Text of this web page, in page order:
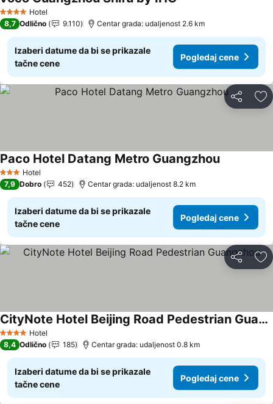
4 ZvezdiceHotel
8,7 Odlično 9.110 Centar grada: udaljenost 2.6 km
Izaberi datume da bi se prikazale
tačne cene
Pogledaj cene
Deli
3 Zvezdice
Hotel
Paco Hotel Datang Metro GuangzhouPogledaj
7,9 Dobro 452 Centar grada: udaljenost 8.2 km
Izaberi datume da bi se prikazale
tačne cene
Pogledaj cene
Deli
4 ZvezdiceHotel
CityNote Hotel Beijing Road Pedestrian Guangzhou
Pogledaj cene
8,4 Odlično 185 Centar grada: udaljenost 0.8 km
Izaberi datume da bi se prikazale
tačne cene
Pogledaj cene